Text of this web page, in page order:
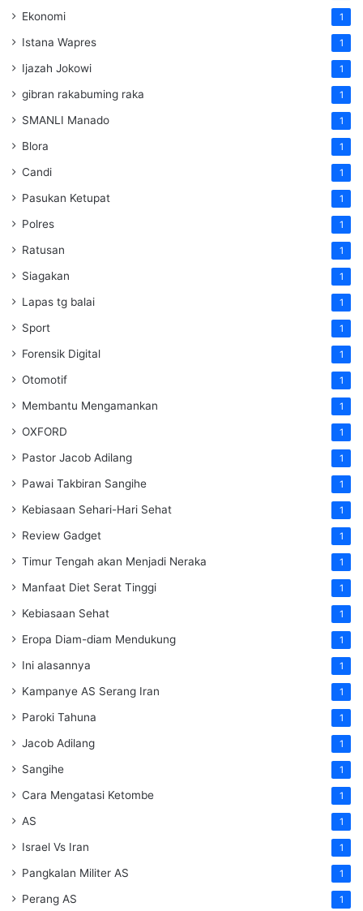
Ekonomi 1
Istana Wapres 1
Ijazah Jokowi 1
gibran rakabuming raka 1
SMANLI Manado 1
Blora 1
Candi 1
Pasukan Ketupat 1
Polres 1
Ratusan 1
Siagakan 1
Lapas tg balai 1
Sport 1
Forensik Digital 1
Otomotif 1
Membantu Mengamankan 1
OXFORD 1
Pastor Jacob Adilang 1
Pawai Takbiran Sangihe 1
Kebiasaan Sehari-Hari Sehat 1
Review Gadget 1
Timur Tengah akan Menjadi Neraka 1
Manfaat Diet Serat Tinggi 1
Kebiasaan Sehat 1
Eropa Diam-diam Mendukung 1
Ini alasannya 1
Kampanye AS Serang Iran 1
Paroki Tahuna 1
Jacob Adilang 1
Sangihe 1
Cara Mengatasi Ketombe 1
AS 1
Israel Vs Iran 1
Pangkalan Militer AS 1
Perang AS 1